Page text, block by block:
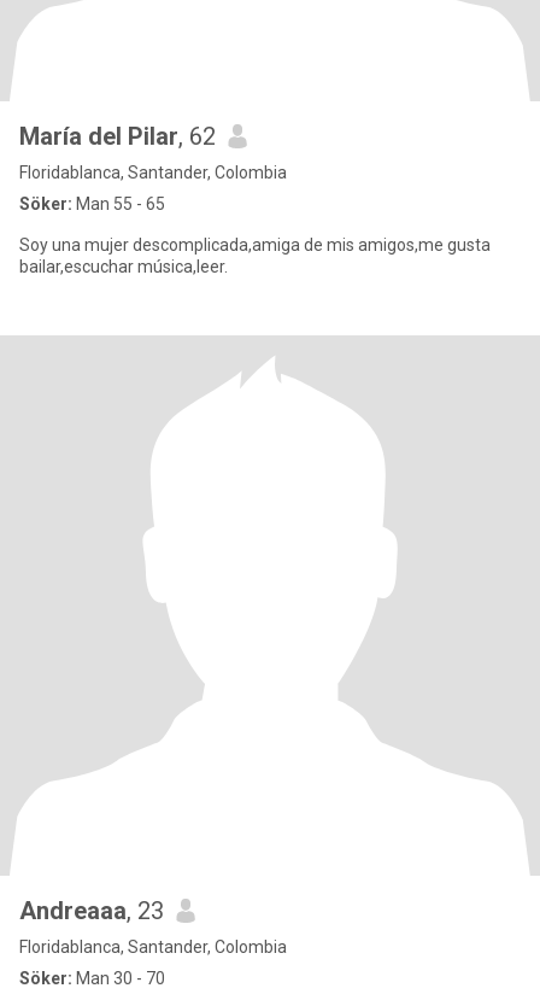
María del Pilar, 62
Floridablanca, Santander, Colombia
Söker: Man 55 - 65
Soy una mujer descomplicada,amiga de mis amigos,me gusta
bailar,escuchar música,leer.
Andreaaa, 23
Floridablanca, Santander, Colombia
Söker: Man 30 - 70